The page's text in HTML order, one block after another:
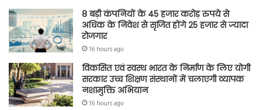
8 बड़ी कंपनियों के 45 हजार करोड़ रुपये से
अधिक के निवेश से सृजित होंगे 25 हजार से ज्यादा
रोजगार
16 hours ago
विकसित एवं स्वस्थ भारत के निर्माण के लिए योगी
सरकार उच्च शिक्षण संस्थानों में चलाएगी व्यापक
नशामुक्ति अभियान
16 hours ago